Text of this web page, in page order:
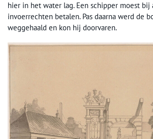
hier in het water lag. Een schipper moest bij
invoerrechten betalen. Pas daarna werd de
weggehaald en kon hij doorvaren.